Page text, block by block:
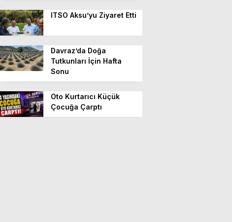
ITSO Aksu’yu Ziyaret Etti
Davraz’da Doğa
Tutkunları İçin Hafta
Sonu
Oto Kurtarıcı Küçük
Çocuğa Çarptı